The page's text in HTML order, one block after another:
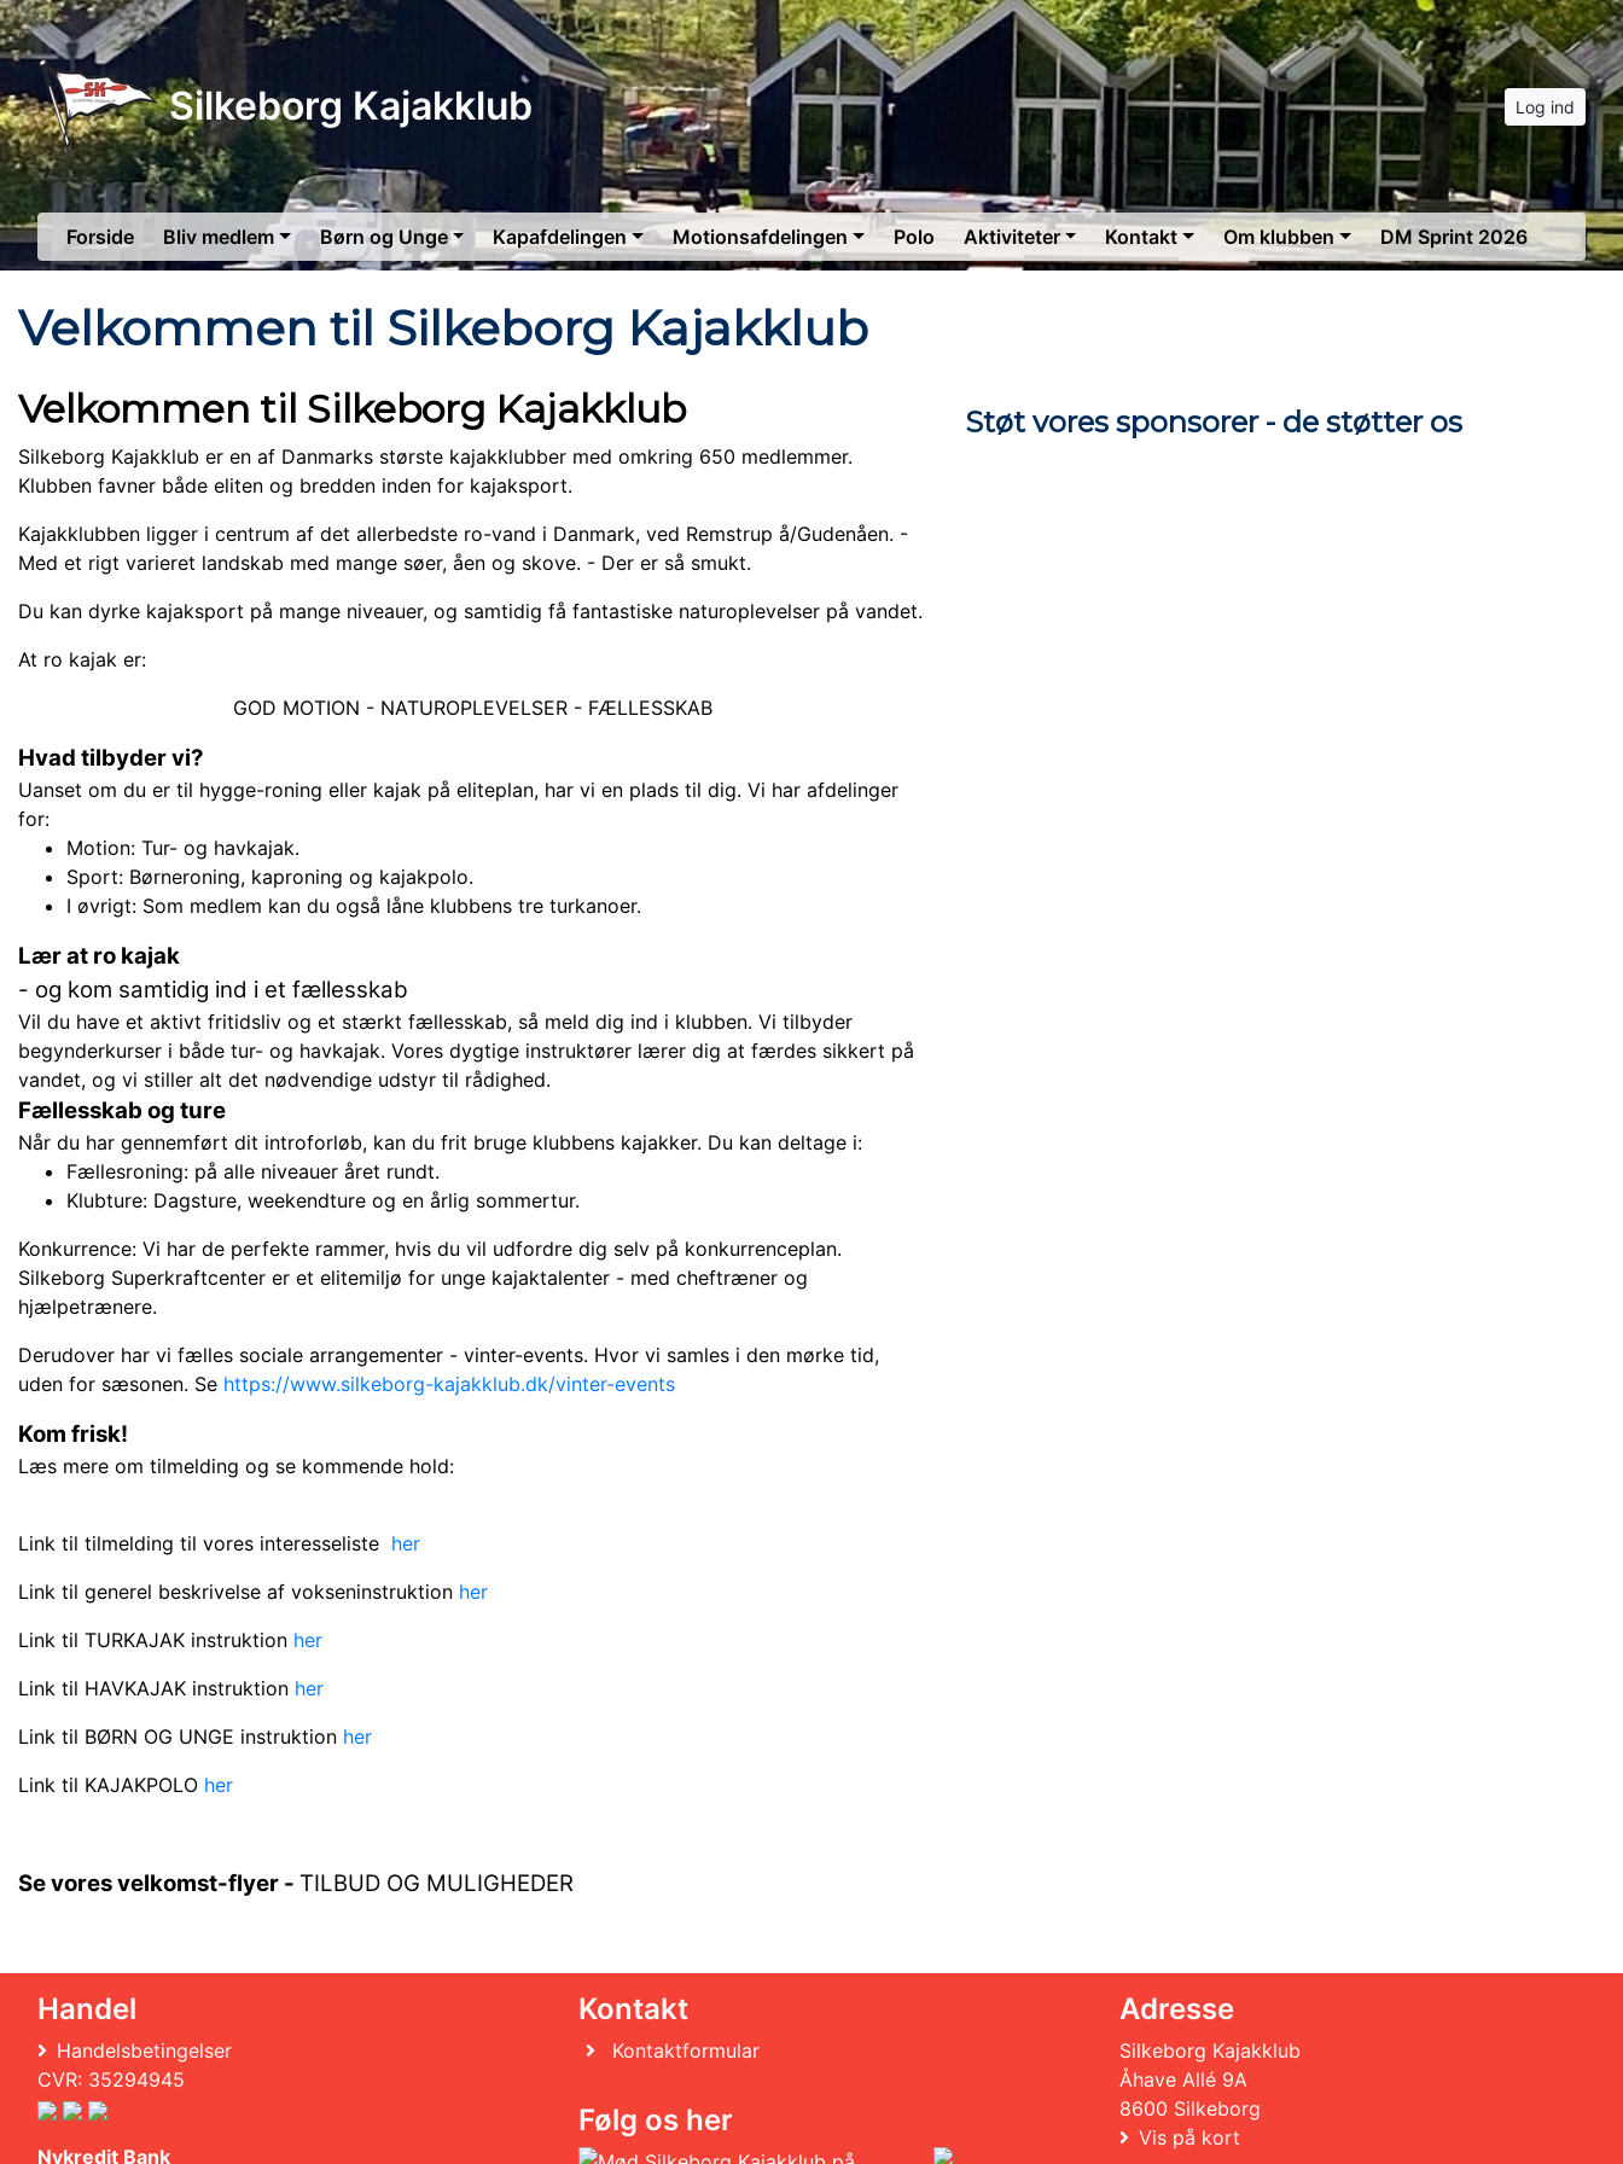
Silkeborg Kajakklub Log ind
Forside Bliv medlem Børn og Unge Kapafdelingen Motionsafdelingen Polo Aktiviteter Kontakt Om klubben DM Sprint 2026
Velkommen til Silkeborg Kajakklub
Velkommen til Silkeborg Kajakklub
Silkeborg Kajakklub er en af Danmarks største kajakklubber med omkring 650 medlemmer.
Klubben favner både eliten og bredden inden for kajaksport.
Kajakklubben ligger i centrum af det allerbedste ro-vand i Danmark, ved Remstrup å/Gudenåen. -
Med et rigt varieret landskab med mange søer, åen og skove. - Der er så smukt.
Du kan dyrke kajaksport på mange niveauer, og samtidig få fantastiske naturoplevelser på vandet.
At ro kajak er:
GOD MOTION - NATUROPLEVELSER - FÆLLESSKAB
Hvad tilbyder vi?
Uanset om du er til hygge-roning eller kajak på eliteplan, har vi en plads til dig. Vi har afdelinger
for:
Motion: Tur- og havkajak.
Sport: Børneroning, kaproning og kajakpolo.
I øvrigt: Som medlem kan du også låne klubbens tre turkanoer.
Lær at ro kajak
- og kom samtidig ind i et fællesskab
Vil du have et aktivt fritidsliv og et stærkt fællesskab, så meld dig ind i klubben. Vi tilbyder
begynderkurser i både tur- og havkajak. Vores dygtige instruktører lærer dig at færdes sikkert på
vandet, og vi stiller alt det nødvendige udstyr til rådighed.
Fællesskab og ture
Når du har gennemført dit introforløb, kan du frit bruge klubbens kajakker. Du kan deltage i:
Fællesroning: på alle niveauer året rundt.
Klubture: Dagsture, weekendture og en årlig sommertur.
Konkurrence: Vi har de perfekte rammer, hvis du vil udfordre dig selv på konkurrenceplan.
Silkeborg Superkraftcenter er et elitemiljø for unge kajaktalenter - med cheftræner og
hjælpetrænere.
Derudover har vi fælles sociale arrangementer - vinter-events. Hvor vi samles i den mørke tid,
uden for sæsonen. Se https://www.silkeborg-kajakklub.dk/vinter-events
Kom frisk!
Læs mere om tilmelding og se kommende hold:
Link til tilmelding til vores interesseliste her
Link til generel beskrivelse af vokseninstruktion her
Link til TURKAJAK instruktion her
Link til HAVKAJAK instruktion her
Link til BØRN OG UNGE instruktion her
Link til KAJAKPOLO her
Se vores velkomst-flyer - TILBUD OG MULIGHEDER
Støt vores sponsorer - de støtter os
Handel
Handelsbetingelser
CVR: 35294945
Nykredit Bank
Kontakt
Kontaktformular
Følg os her
Adresse
Silkeborg Kajakklub
Åhave Allé 9A
8600 Silkeborg
Vis på kort